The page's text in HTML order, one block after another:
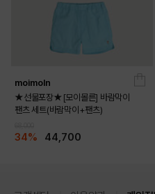
moimoln
★선물포장★[모이몰른] 바람막이
팬츠 세트(바람막이+팬츠)
34% 44,700